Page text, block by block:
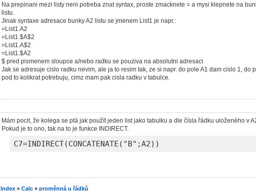
Na prepinani mezi listy neni potreba znat syntax, proste zmacknete = a mysi klepnete na
listu.
Jinak syntaxe adresace bunky A2 listu se jmenem List1 je napr.:
=List1.A2
=List1.$A$2
=List1.A$2
=List1.$A2
$ pred pismenem sloupce a/nebo radku se pouziva na absolutni adresaci
Jak se adresuje cislo radku nevim, ale ja to resim tak, ze si napr. do pole A1 dam cislo 1, do
pod to kolikrat potrebuju, cimz mam pak cisla radku v tabulce.
Mám pocit, že kolega se ptá jak použít jeden list jako tabulku a dle čísla řádku uloženého v
Pokud je to ono, tak na to je funkce INDIRECT.
C7=INDIRECT(CONCATENATE("B";A2))
Index » Calc » proměnná u řádků